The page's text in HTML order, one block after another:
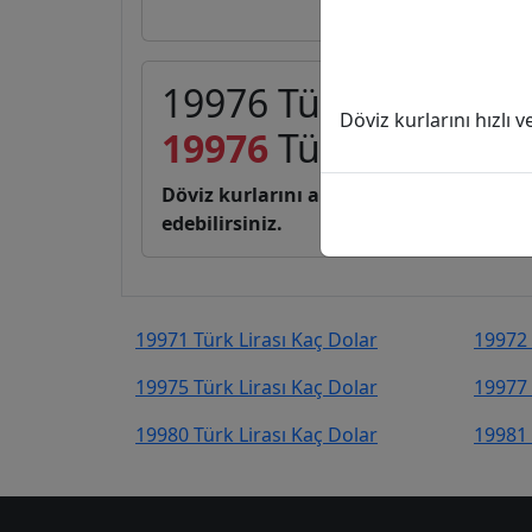
19976 Türk Lirası
19976 Türk Lirası
Döviz kurlarını anlık, canlı, basit bir
edebilirsiniz.
19971 Türk Lirası Kaç Dolar
19975 Türk Lirası Kaç Dolar
19980 Türk Lirası Kaç Dolar
Döviz kurlarını